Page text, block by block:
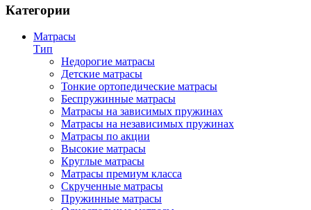
Категории
Матрасы
Тип
Недорогие матрасы
Детские матрасы
Тонкие ортопедические матрасы
Беспружинные матрасы
Матрасы на зависимых пружинах
Матрасы на независимых пружинах
Матрасы по акции
Высокие матрасы
Круглые матрасы
Матрасы премиум класса
Скрученные матрасы
Пружинные матрасы